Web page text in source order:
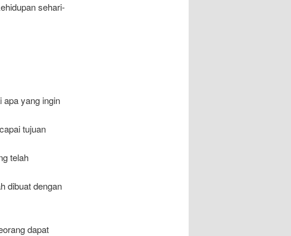
sehari-
apa yang ingin
tujuan
telah
dibuat dengan
dapat